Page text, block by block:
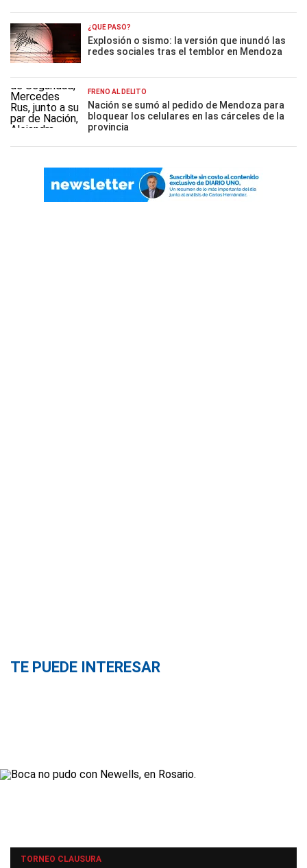
¿QUÉ PASÓ?
Explosión o sismo: la versión que inundó las
redes sociales tras el temblor en Mendoza
FRENO AL DELITO
Nación se sumó al pedido de Mendoza para
bloquear los celulares en las cárceles de la
provincia
TE PUEDE INTERESAR
TORNEO CLAUSURA